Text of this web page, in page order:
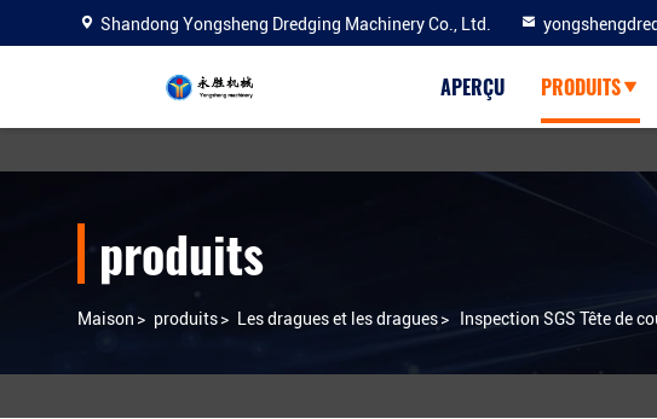
Shandong Yongsheng Dredging Machinery Co., Ltd.
APERÇU PRODUITS
produits
Maison > produits> Les dragues et les dragues> Inspection SGS Tête de